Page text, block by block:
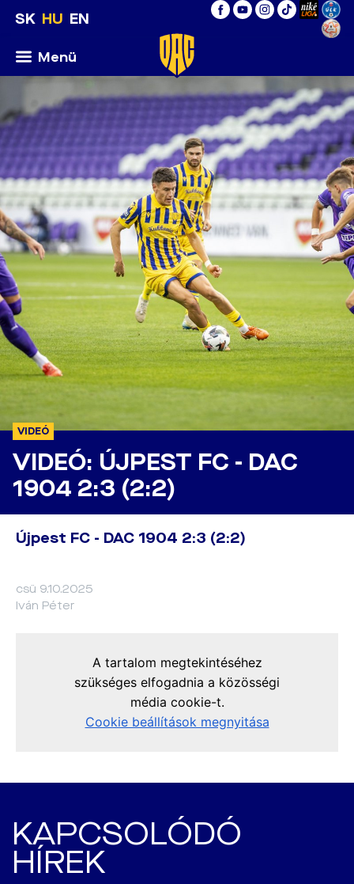
SK HU EN
Menü
VIDEÓ
VIDEÓ: ÚJPEST FC - DAC
1904 2:3 (2:2)
Újpest FC - DAC 1904 2:3 (2:2)
csü 9.10.2025
Iván Péter
KAPCSOLÓDÓ
HÍREK